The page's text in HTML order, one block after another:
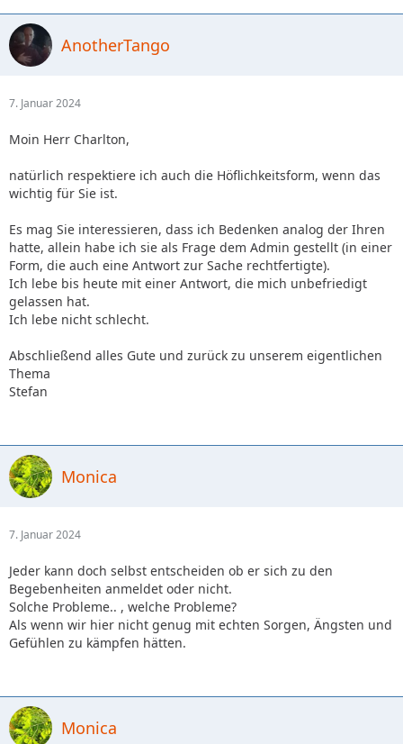
AnotherTango
7. Januar 2024
Moin Herr Charlton,
natürlich respektiere ich auch die Höflichkeitsform, wenn das
wichtig für Sie ist.
Es mag Sie interessieren, dass ich Bedenken analog der Ihren
hatte, allein habe ich sie als Frage dem Admin gestellt (in einer
Form, die auch eine Antwort zur Sache rechtfertigte).
Ich lebe bis heute mit einer Antwort, die mich unbefriedigt
gelassen hat.
Ich lebe nicht schlecht.
Abschließend alles Gute und zurück zu unserem eigentlichen
Thema
Stefan
Monica
7. Januar 2024
Jeder kann doch selbst entscheiden ob er sich zu den
Begebenheiten anmeldet oder nicht.
Solche Probleme.. , welche Probleme?
Als wenn wir hier nicht genug mit echten Sorgen, Ängsten und
Gefühlen zu kämpfen hätten.
Monica